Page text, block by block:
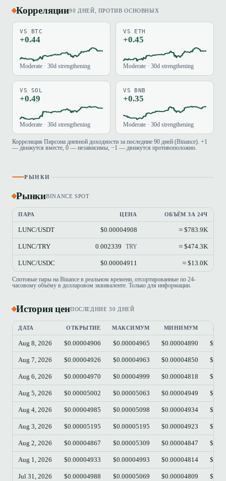
Корреляции90 ДНЕЙ, ПРОТИВ ОСНОВНЫХ
VS BTC
+0.44
Moderate · 30d strengthening
VS ETH
+0.45
Moderate · 30d strengthening
VS SOL
+0.49
Moderate · 30d strengthening
VS BNB
+0.35
Moderate · 30d strengthening
Корреляция Пирсона дневной доходности за последние 90 дней (Binance). +1
— движутся вместе, 0 — независимы, −1 — движутся противоположно.
РЫНКИ
РынкиBINANCE SPOT
ПАРА ЦЕНА ОБЪЁМ ЗА 24Ч
LUNC/USDT $0.00004908 ≈ $783.9K
LUNC/TRY 0.002339 TRY ≈ $474.3K
LUNC/USDC $0.00004911 ≈ $13.0K
Спотовые пары на Binance в реальном времени, отсортированные по 24-
часовому объёму в долларовом эквиваленте. Только для информации.
История ценПОСЛЕДНИЕ 30 ДНЕЙ
ДАТА ОТКРЫТИЕ МАКСИМУМ МИНИМУМ
Aug 8, 2026 $0.00004906 $0.00004965 $0.00004890
Aug 7, 2026 $0.00004926 $0.00004963 $0.00004850
Aug 6, 2026 $0.00004970 $0.00004999 $0.00004818
Aug 5, 2026 $0.00005002 $0.00005063 $0.00004949
Aug 4, 2026 $0.00004985 $0.00005098 $0.00004934
Aug 3, 2026 $0.00005195 $0.00005195 $0.00004923
Aug 2, 2026 $0.00004867 $0.00005309 $0.00004847
Aug 1, 2026 $0.00004933 $0.00004993 $0.00004814
Jul 31, 2026 $0.00004988 $0.00005069 $0.00004809